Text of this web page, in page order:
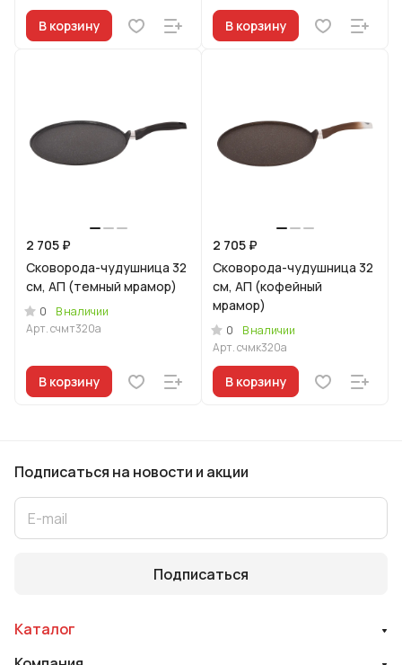
В корзину В корзину
2 705 ₽
Сковорода-чудушница 32
см, АП (темный мрамор)
0
В наличии
Арт.счмт320а
В корзину
2 705 ₽
Сковорода-чудушница 32
см, АП (кофейный
мрамор)
0
В наличии
Арт.счмк320а
В корзину
Подписаться на новости и акции
Подписаться
Каталог